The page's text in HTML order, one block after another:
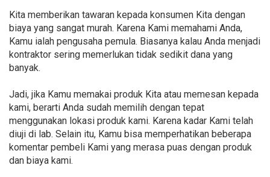
Kita memberikan tawaran kepada konsumen Kita dengan
biaya yang sangat murah. Karena Kami memahami Anda,
Kamu ialah pengusaha pemula. Biasanya kalau Anda menjadi
kontraktor sering memerlukan tidak sedikit dana yang
banyak.
Jadi, jika Kamu memakai produk Kita atau memesan kepada
kami, berarti Anda sudah memilih dengan tepat
menggunakan lokasi produk kami. Karena kadar Kami telah
diuji di lab. Selain itu, Kamu bisa memperhatikan beberapa
komentar pembeli Kami yang merasa puas dengan produk
dan biaya kami.